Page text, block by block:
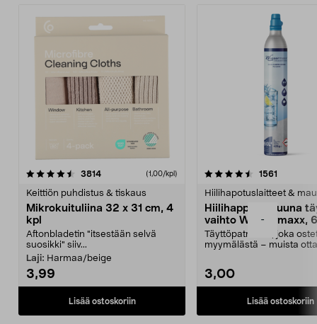
-
3814arvostelut (1,00/kpl)
Keittiön puhdistus & tiskaus
Mikrokuituliina 32 x 31 cm, 4
kpl
Aftonbladetin "itsestään selvä
suosikki" siiv...
Laji: Harmaa/beige
3,99
Lisää ostoskoriin
4.5viidestä
1561
Hiilihapotuslaitteet &
Hiilihappopatruuna
vaihto Wassermaxx,
Täyttöpatruuna, joka
myymälästä – muista
3,00
Lisää ostoskoriin
4.5viidestä